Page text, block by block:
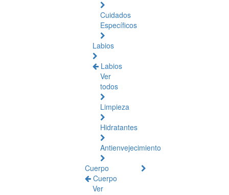
Cuidados
Específicos
Labios
Labios
Ver
todos
Limpieza
Hidratantes
Antienvejecimiento
Cuerpo
Cuerpo
Ver